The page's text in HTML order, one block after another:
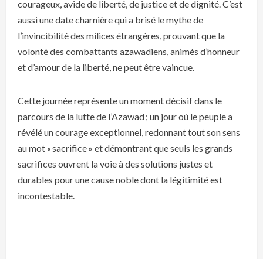
courageux, avide de liberté, de justice et de dignité. C’est
aussi une date charnière qui a brisé le mythe de
l’invincibilité des milices étrangères, prouvant que la
volonté des combattants azawadiens, animés d’honneur
et d’amour de la liberté, ne peut être vaincue.
Cette journée représente un moment décisif dans le
parcours de la lutte de l’Azawad ; un jour où le peuple a
révélé un courage exceptionnel, redonnant tout son sens
au mot « sacrifice » et démontrant que seuls les grands
sacrifices ouvrent la voie à des solutions justes et
durables pour une cause noble dont la légitimité est
incontestable.